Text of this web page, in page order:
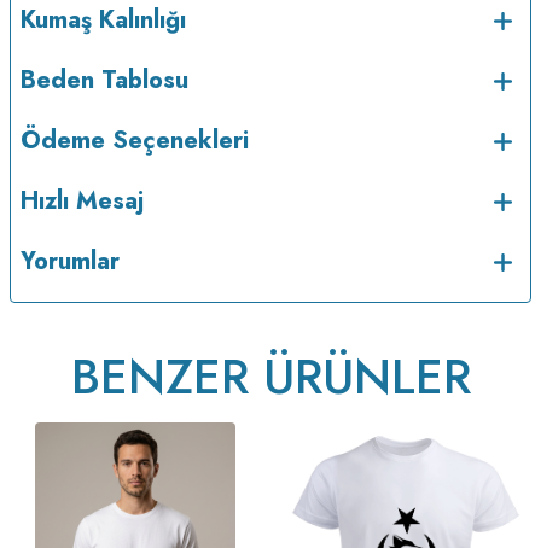
v233.24
Kumaş Kalınlığı
Beden Tablosu
Ödeme Seçenekleri
Hızlı Mesaj
Yorumlar
BENZER ÜRÜNLER